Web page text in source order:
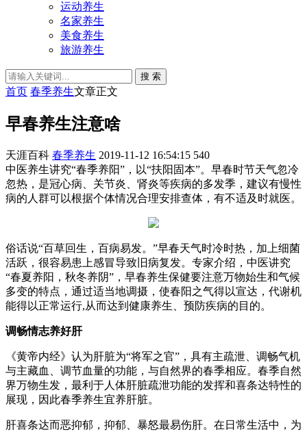
运动养生
名家养生
美食养生
旅游养生
搜 索
首页 春季养生文章正文
早春养生注意啥
天涯百科 春季养生 2019-11-12 16:54:15 540
中医养生讲究“春季养阳”，以“扶阳固本”。早春时节天气忽冷
忽热，是冠心病、关节炎、肾炎等疾病的多发季，建议有慢性
病的人群可以根据个体情况合理安排查体，有不适及时就医。
俗话说“百草回生，百病易发。”早春天气时冷时热，加上细菌
活跃，很容易患上感冒导致旧病复发。专家介绍，中医讲究
“春夏养阳，秋冬养阴”，早春养生保健要注意万物始生和气候
多变的特点，通过适当地调摄，使春阳之气得以宣达，代谢机
能得以正常运行,从而达到健康养生、预防疾病的目的。
调畅情志养好肝
《黄帝内经》认为肝脏为“将军之官”，具有主疏泄、调畅气机
与主藏血、调节血量的功能，与自然界的春季相应。春季自然
界万物生发，最利于人体肝脏疏泄功能的发挥和喜条达特性的
展现，因此春季养生宜养肝脏。
肝喜条达而恶抑郁，抑郁、暴怒最易伤肝。在日常生活中，为